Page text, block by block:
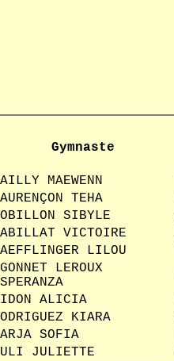
Gymnaste
MAEWENN
TEHA
SIBYLE
VICTOIRE
LILOU
LEROUX
ALICIA
KIARA
SOFIA
JULIETTE